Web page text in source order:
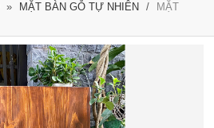
» MẶT BÀN GỖ TỰ NHIÊN /
MẶT